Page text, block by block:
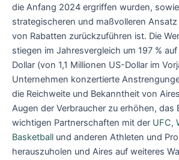
die Anfang 2024 ergriffen wurden,
strategischeren und maßvolleren
von Rabatten zurückzuführen ist. Die
stiegen im Jahresvergleich um 197 %
Dollar (von 1,1 Millionen US-Dollar im
Unternehmen konzertierte
die Reichweite und Bekanntheit von
Augen der Verbraucher zu erhöhen, das
wichtigen Partnerschaften mit der UFC,
Basketball und anderen Athleten und
herauszuholen und Aires auf weiteres